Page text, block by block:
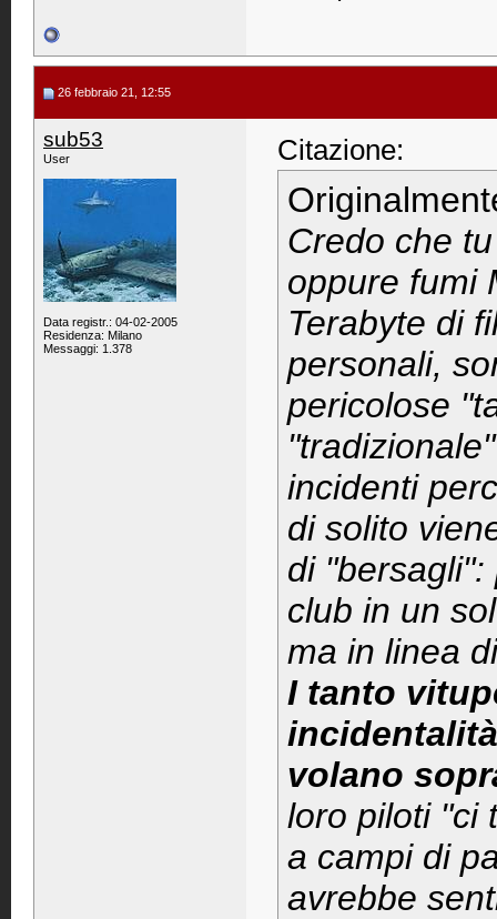
26 febbraio 21, 12:55
sub53
User
Data registr.: 04-02-2005
Residenza: Milano
Messaggi: 1.378
Citazione:
Credo che
oppure fumi
Terabyte di
personali,
pericolose
incidenti
di solito
di
club in un
ma in linea
I tanto
volano
loro piloti "ci
a campi di
avrebbe